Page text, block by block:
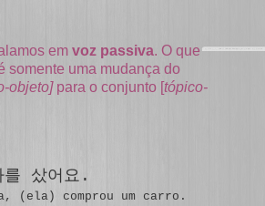
em voz passiva. O que
somente uma mudança do
objeto]para o conjunto [tópico-
를 샀어요.
(ela) comprou um carro.